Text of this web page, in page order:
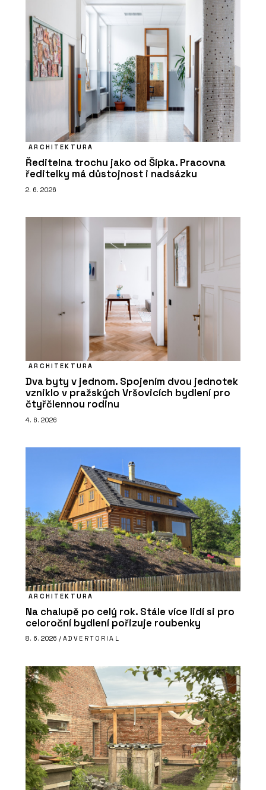
ARCHITEKTURA
Ředitelna trochu jako od Šípka. Pracovna
ředitelky má důstojnost i nadsázku
2. 6. 2026
ARCHITEKTURA
Dva byty v jednom. Spojením dvou jednotek
vzniklo v pražských Vršovicích bydlení pro
čtyřčlennou rodinu
4. 6. 2026
ARCHITEKTURA
Na chalupě po celý rok. Stále více lidí si pro
celoroční bydlení pořizuje roubenky
8. 6. 2026 / ADVERTORIAL